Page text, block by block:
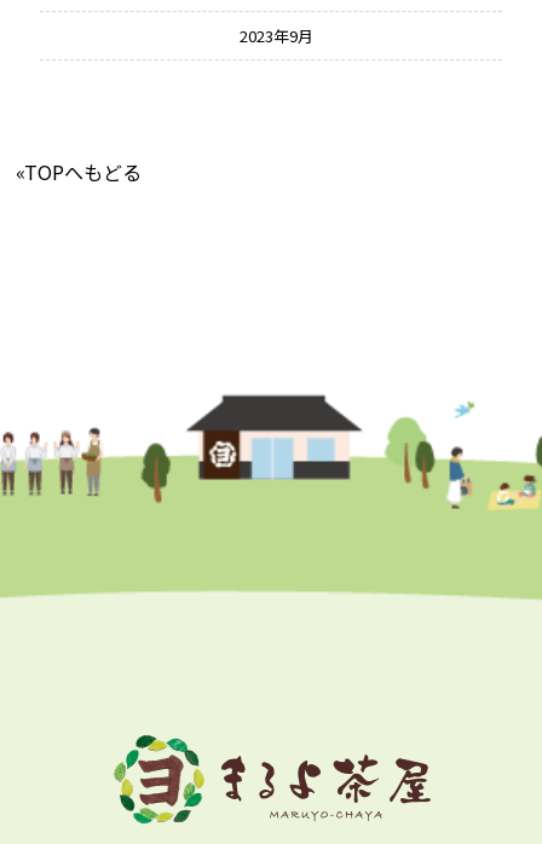
2023年9月
«TOPへもどる